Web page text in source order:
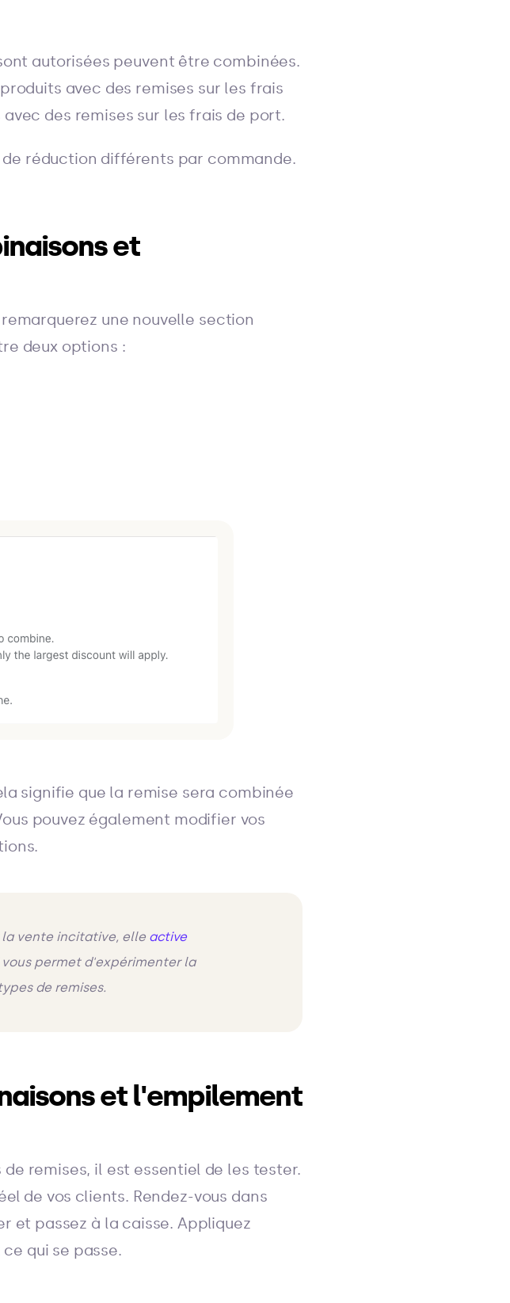
autorisées peuvent être combinées.
avec des remises sur les frais
des remises sur les frais de port.
réduction différents par commande.
et
une nouvelle section
deux options :
signifie que la remise sera combinée
pouvez également modifier vos
la vente incitative, elle active
vous permet d'expérimenter la
de remises.
et l'empilement
remises, il est essentiel de les tester.
de vos clients. Rendez-vous dans
et passez à la caisse. Appliquez
qui se passe.